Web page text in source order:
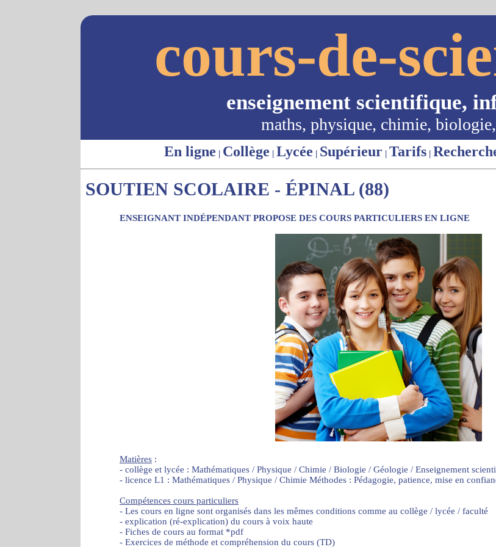
cours-de-
enseignement scientifique,
maths, physique, chimie,
En ligne | Collège | Lycée | Supérieur | Tarifs |
SOUTIEN SCOLAIRE - ÉPINAL (88)
ENSEIGNANT INDÉPENDANT PROPOSE DES COURS PARTICULIERS EN LIGNE
Matières :
- collège et lycée : Mathématiques / Physique / Chimie / Biologie / Géologie / Enseignement
- licence L1 : Mathématiques / Physique / Chimie Méthodes : Pédagogie, patience, mise en
Compétences cours particuliers
- Les cours en ligne sont organisés dans les mêmes conditions comme au collège / lycée / faculté
- explication (ré-explication) du cours à voix haute
- Fiches de cours au format *pdf
- Exercices de méthode et compréhension du cours (TD)